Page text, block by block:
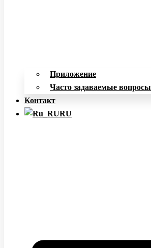
Приложение
Часто задаваемые вопросы
Контакт
RU